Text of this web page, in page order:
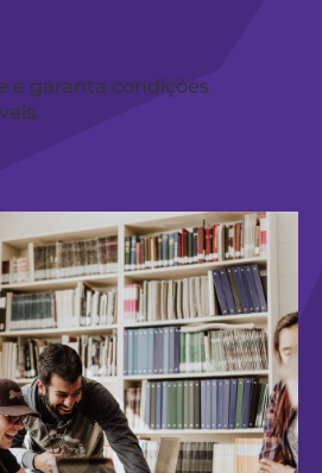
e garanta condições